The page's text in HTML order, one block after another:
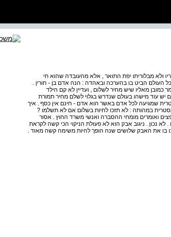
ולא מבלוריתו יפת התואר , אלא מהעובדה שהוא חי
העולם הביט בו בהערכה ובאהדה : הנה אדם בן - חורין .
ד , 13 . 9 . 2013 אנחנו נוהגים לומר כמובן מאליו שיש מחיר לשלום , ועדיין לא קם הילד
עוד מישהו בעולם שנדרש בגלוי לשלם מחיר תמורת
שמגיעה לכל אדם באשר הוא אדם - חינם אין כסף . איך
במהותה : לא תזכו לחיות בשלום אם לא תשלמו ?
תשנ " ג , 2 . 12 . 1992 חס ושלום , קופצים ואומרים מומחי ההסברה ואנשי משרד החוץ . אסור
נכון . ניגוב אבק הוא לא פעולת הניקוי הכי קשה לקראת
בו את האבק שלושים שנה הופך להיות משימה קשה מאוד .